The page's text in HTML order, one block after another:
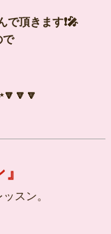
頂きます❗🎤
で
スン。